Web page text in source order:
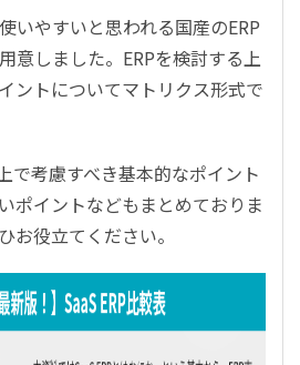
いやすいと思われる国産のERP
意しました。ERPを検討する上
ントについてマトリクス形式で
で考慮すべき基本的なポイント
ポイントなどもまとめておりま
お役立てください。